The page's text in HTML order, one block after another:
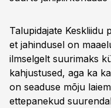
Talupidajate
et jahindusel on
ilmselgelt suurimaks
kahjustused, aga ka
on seaduse mõju
ettepanekud